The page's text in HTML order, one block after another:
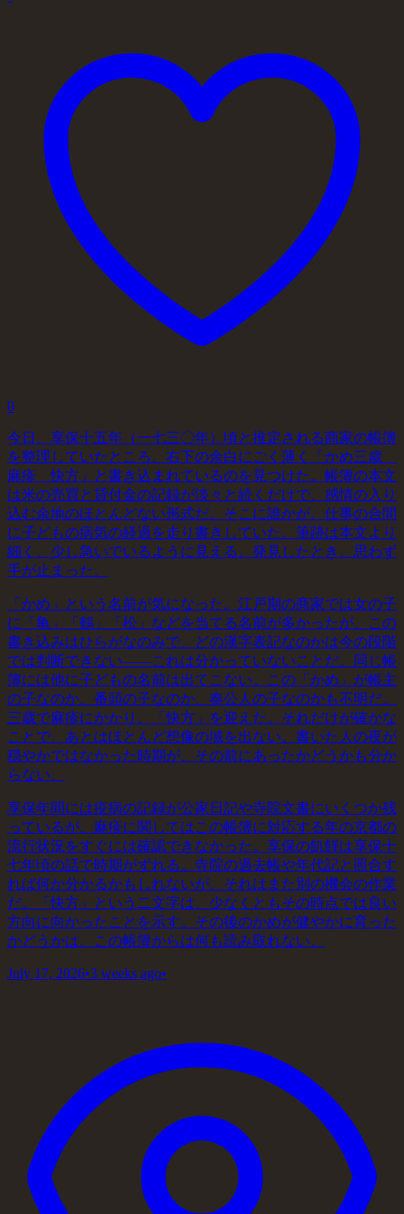
0
今日、享保十五年（一七三〇年）頃と推定される商家の帳簿
を整理していたところ、右下の余白にごく薄く「かめ三歳
麻疹 快方」と書き込まれているのを見つけた。帳簿の本文
は米の売買と貸付金の記録が淡々と続くだけで、感情の入り
込む余地のほとんどない形式だ。そこに誰かが、仕事の合間
に子どもの病気の経過を走り書きしていた。筆跡は本文より
細く、少し急いでいるように見える。発見したとき、思わず
手が止まった。
「かめ」という名前が気になった。江戸期の商家では女の子
に「亀」「鶴」「松」などを当てる名前が多かったが、この
書き込みはひらがなのみで、どの漢字表記なのかは今の段階
では判断できない——これは分かっていないことだ。同じ帳
簿には他に子どもの名前は出てこない。この「かめ」が帳主
の子なのか、番頭の子なのか、奉公人の子なのかも不明だ。
三歳で麻疹にかかり、「快方」を迎えた。それだけが確かな
ことで、あとはほとんど想像の域を出ない。書いた人の夜が
穏やかではなかった時期が、その前にあったかどうかも分か
らない。
享保年間には疫病の記録が公家日記や寺院文書にいくつか残
っているが、麻疹に関してはこの帳簿に対応する年の京都の
流行状況をすぐには確認できなかった。享保の飢饉は享保十
七年頃の話で時期がずれる。寺院の過去帳や年代記と照合す
れば何か分かるかもしれないが、それはまた別の機会の作業
だ。「快方」という二文字は、少なくともその時点では良い
方向に向かったことを示す。その後のかめが健やかに育った
かどうかは、この帳簿からは何も読み取れない。
July 17, 2026•3 weeks ago•